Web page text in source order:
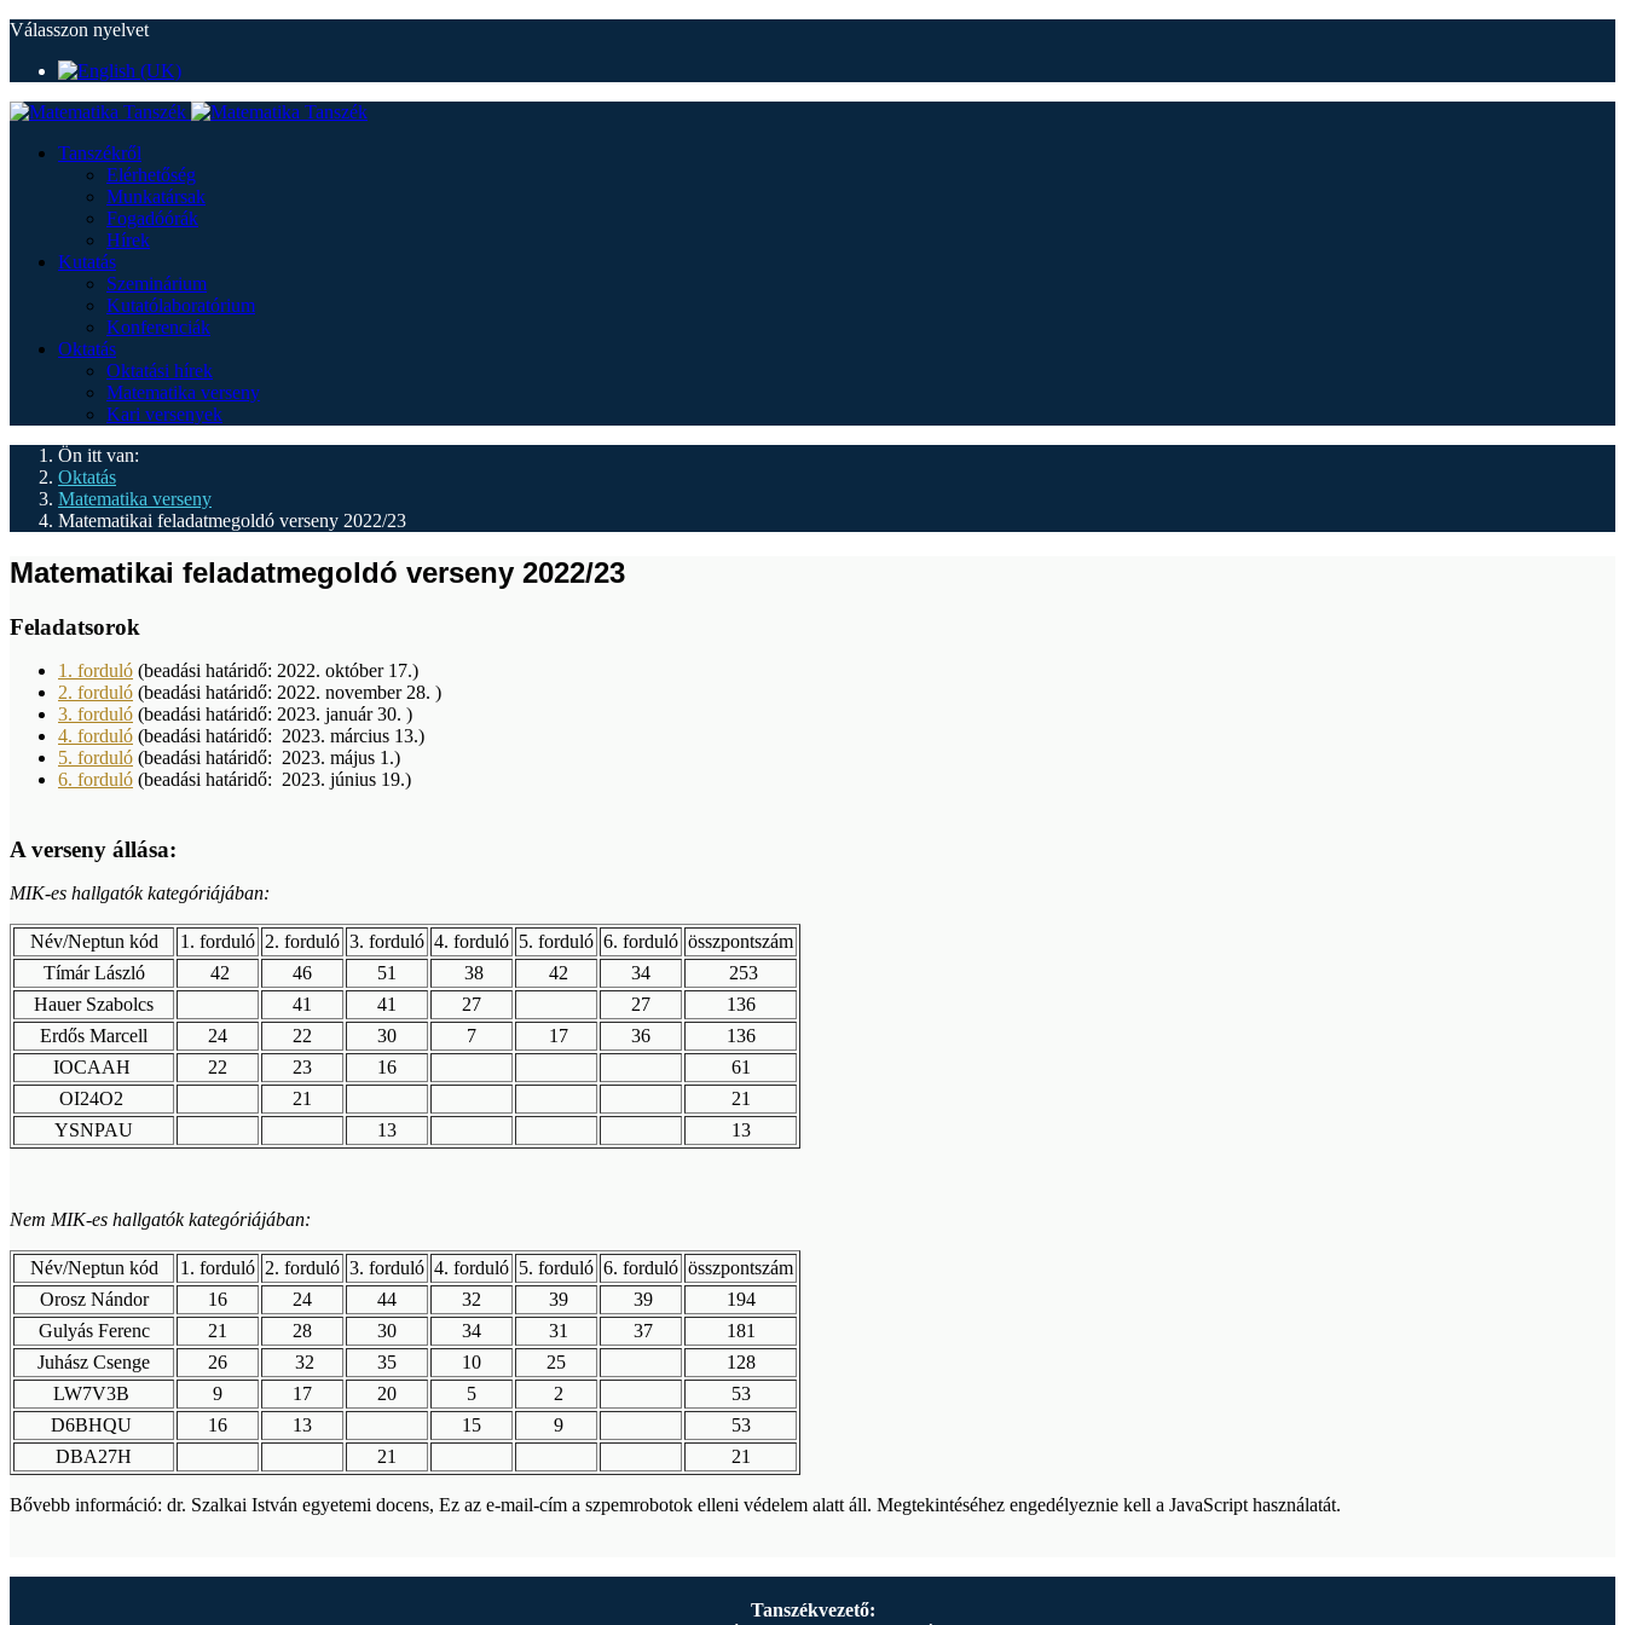
Válasszon nyelvet
Tanszékről
Elérhetőség
Munkatársak
Fogadóórák
Hírek
Kutatás
Szeminárium
Kutatólaboratórium
Konferenciák
Oktatás
Oktatási hírek
Matematika verseny
Kari versenyek
Ön itt van:
Oktatás
Matematika verseny
Matematikai feladatmegoldó verseny 2022/23
Matematikai feladatmegoldó verseny 2022/23
Feladatsorok
1. forduló (beadási határidő: 2022. október 17.)
2. forduló (beadási határidő: 2022. november 28. )
3. forduló (beadási határidő: 2023. január 30. )
4. forduló (beadási határidő: 2023. március 13.)
5. forduló (beadási határidő: 2023. május 1.)
6. forduló (beadási határidő: 2023. június 19.)
A verseny állása:
MIK-es hallgatók kategóriájában:
Név/Neptun kód 1. forduló 2. forduló 3. forduló 4. forduló 5. forduló 6. forduló összpontszám
Tímár László
42 46 51 38 42 34
253
Hauer Szabolcs
41 41 27 27
136
Erdős Marcell
24 22 30 7 17 36
136
IOCAAH
22 23 16
61
OI24O2
21
21
YSNPAU
13 13
Nem MIK-es hallgatók kategóriájában:
Név/Neptun kód 1. forduló 2. forduló 3. forduló 4. forduló 5. forduló 6. forduló összpontszám
Orosz Nándor
16 24 44 32 39 39
194
Gulyás Ferenc
21 28 30 34 31 37
181
Juhász Csenge
26 32 35 10 25
128
LW7V3B
9 17 20 5 2
53
D6BHQU
16 13 15 9
53
DBA27H
21 21
Bővebb információ: dr. Szalkai István egyetemi docens, Ez az e-mail-cím a szpemrobotok elleni védelem alatt áll. Megtekintéséhez engedélyeznie kell a JavaScript használatát.
Tanszékvezető: